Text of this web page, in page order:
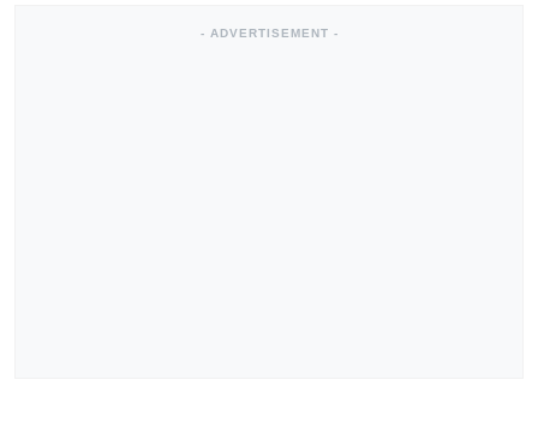
- ADVERTISEMENT -